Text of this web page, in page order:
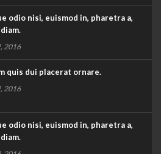
odio nisi, euismod in, pharetra a,
2016
quis dui placerat ornare.
2016
odio nisi, euismod in, pharetra a,